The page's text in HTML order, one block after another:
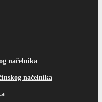
načelnika
načelnika